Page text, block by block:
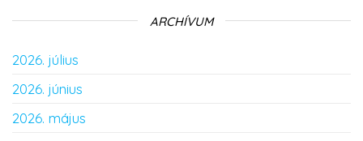
ARCHÍVUM
2026. július
2026. június
2026. május